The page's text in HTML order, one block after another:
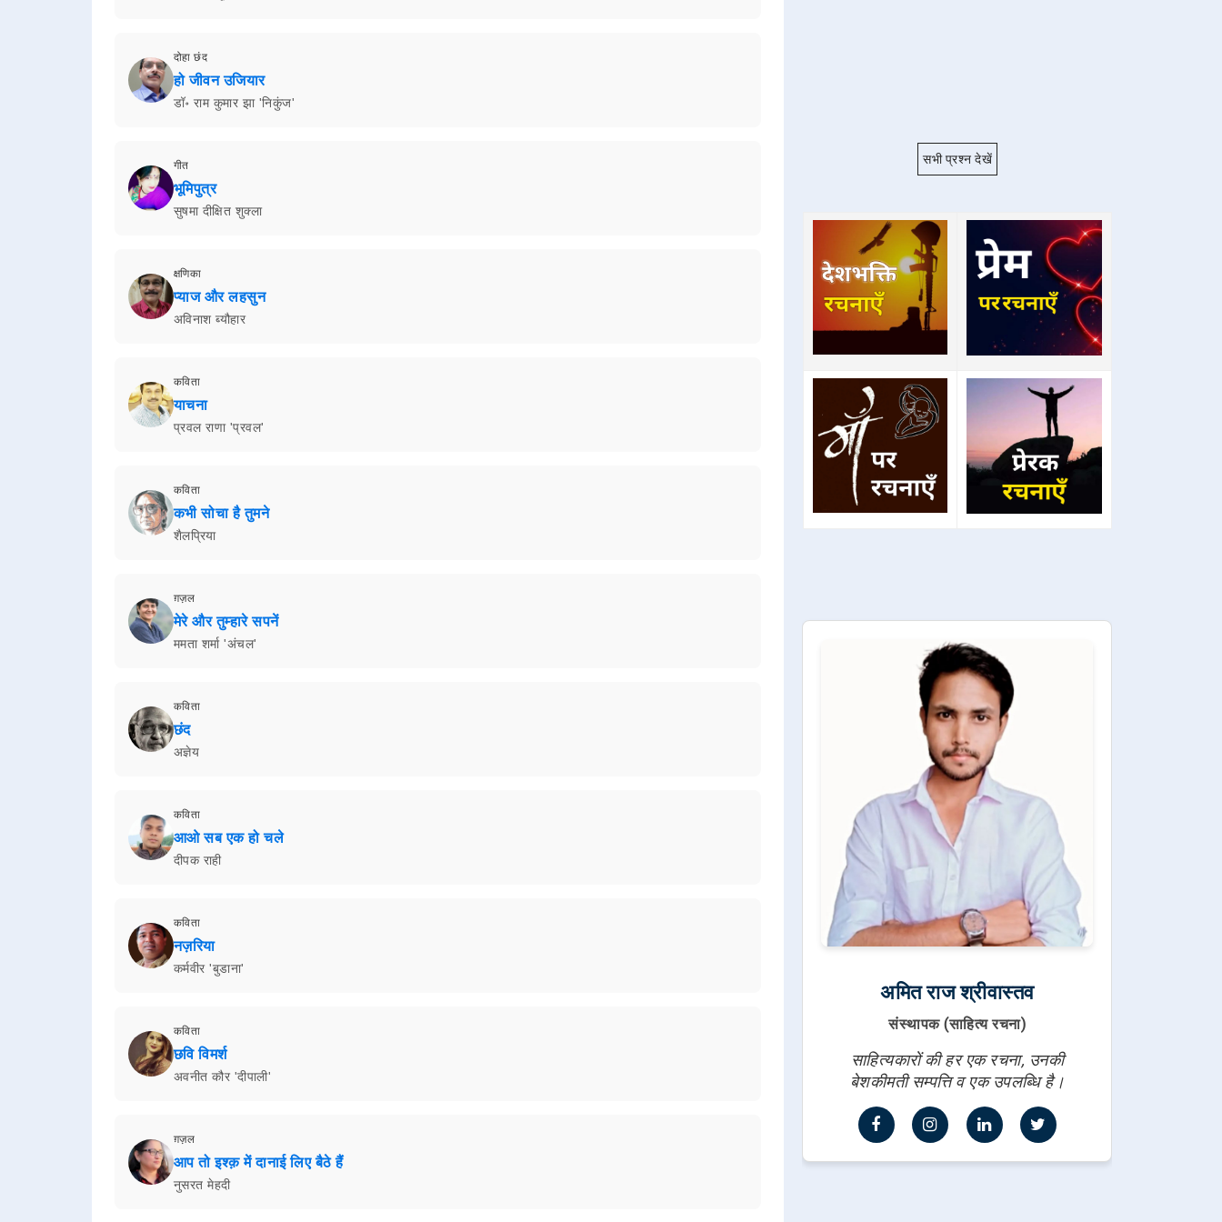
दोहा छंद
हो जीवन उजियार
डॉ॰ राम कुमार झा 'निकुंज'
गीत
भूमिपुत्र
सुषमा दीक्षित शुक्ला
क्षणिका
प्याज और लहसुन
अविनाश ब्यौहार
कविता
याचना
प्रवल राणा 'प्रवल'
कविता
कभी सोचा है तुमने
शैलप्रिया
ग़ज़ल
मेरे और तुम्हारे सपनें
ममता शर्मा 'अंचल'
कविता
छंद
अज्ञेय
कविता
आओ सब एक हो चले
दीपक राही
कविता
नज़रिया
कर्मवीर 'बुडाना'
कविता
छवि विमर्श
अवनीत कौर 'दीपाली'
ग़ज़ल
आप तो इश्क़ में दानाई लिए बैठे हैं
नुसरत मेहदी
सभी प्रश्न देखें
अमित राज श्रीवास्तव
संस्थापक (साहित्य रचना)
साहित्यकारों की हर एक रचना, उनकी
बेशकीमती सम्पत्ति व एक उपलब्धि है।